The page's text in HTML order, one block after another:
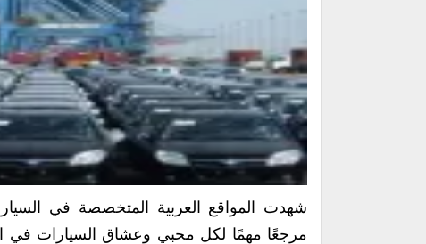
شهدت المواقع العربية المتخصصة في
مرجعًا مهمًا لكل محبي وعشاق السيارات في